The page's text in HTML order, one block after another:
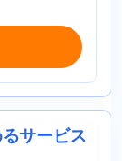
サービス